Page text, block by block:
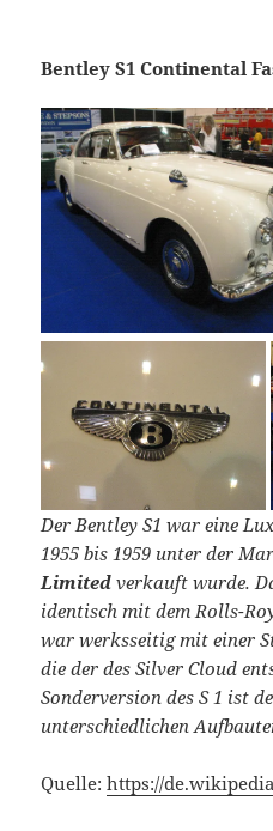
Bentley S1 Continental
Der Bentley S1 war eine
1955 bis 1959 unter der
Limited verkauft wurde.
identisch mit dem Rolls-
war werksseitig mit einer
die der des Silver Cloud
Sonderversion des S 1 ist
unterschiedlichen
Quelle:https://